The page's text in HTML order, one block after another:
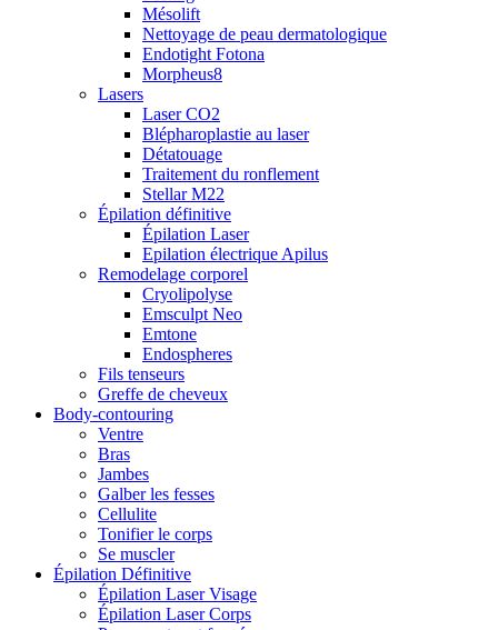
Mésolift
Nettoyage de peau dermatologique
Endotight Fotona
Morpheus8
Lasers
Laser CO2
Blépharoplastie au laser
Détatouage
Traitement du ronflement
Stellar M22
Épilation définitive
Épilation Laser
Epilation électrique Apilus
Remodelage corporel
Cryolipolyse
Emsculpt Neo
Emtone
Endospheres
Fils tenseurs
Greffe de cheveux
Body-contouring
Ventre
Bras
Jambes
Galber les fesses
Cellulite
Tonifier le corps
Se muscler
Épilation Définitive
Épilation Laser Visage
Épilation Laser Corps